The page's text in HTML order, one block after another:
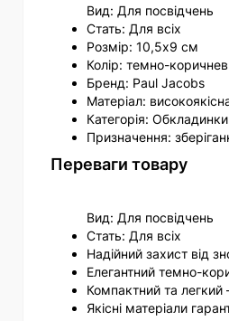
Вид: Для посвідчень
Стать: Для всіх
Розмір: 10,5х9 см
Колір: темно-
Бренд: Paul Jacobs
Матеріал:
Категорія:
Призначення:
Переваги товару
Вид: Для посвідчень
Стать: Для всіх
Надійний захист від
Елегантний темно-
Компактний та
Якісні матеріали